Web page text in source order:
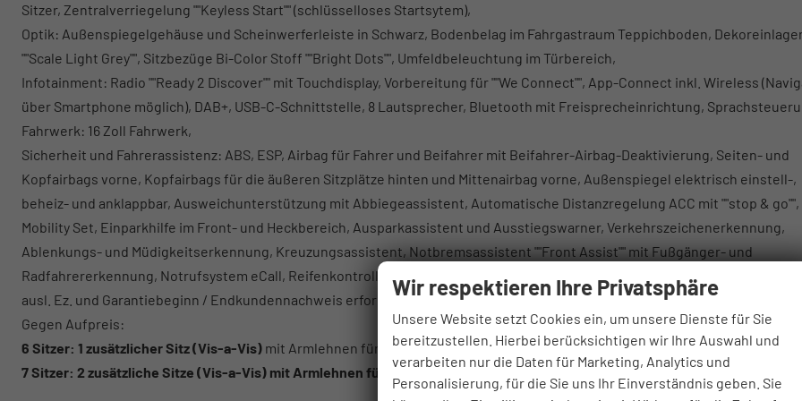
Sitzer, Zentralverriegelung ""Keyless Start"" (schlüsselloses Startsytem),
Optik: Außenspiegelgehäuse und Scheinwerferleiste in Schwarz, Bodenbelag im Fahrgastraum Teppichboden,
""Scale Light Grey"", Sitzbezüge Bi-Color Stoff ""Bright Dots"", Umfeldbeleuchtung im Türbereich,
Infotainment: Radio ""Ready 2 Discover"" mit Touchdisplay, Vorbereitung für ""We Connect"", App-Connect inkl. Wireless
über Smartphone möglich), DAB+, USB-C-Schnittstelle, 8 Lautsprecher, Bluetooth mit Freisprecheinrichtung,
Fahrwerk: 16 Zoll Fahrwerk,
Sicherheit und Fahrerassistenz: ABS, ESP, Airbag für Fahrer und Beifahrer mit Beifahrer-Airbag-Deaktivierung, Seiten- und
Kopfairbags vorne, Kopfairbags für die äußeren Sitzplätze hinten und Mittenairbag vorne, Außenspiegel elektrisch einstell-,
beheiz- und anklappbar, Ausweichunterstützung mit Abbiegeassistent, Automatische Distanzregelung ACC mit ""stop & go"",
Mobility Set, Einparkhilfe im Front- und Heckbereich, Ausparkassistent und Ausstiegswarner, Verkehrszeichenerkennung,
Ablenkungs- und Müdigkeitserkennung, Kreuzungsassistent, Notbremsassistent ""Front Assist"" mit Fußgänger- und
Radfahrererkennung, Notrufsystem eCall, Reifenkontrollanzeige.
ausl. Ez. und Garantiebeginn / Endkundennachweis erforderlich.
Gegen Aufpreis:
6 Sitzer: 1 zusätzlicher Sitz (Vis-a-Vis) mit Armlehnen für die 2. Sitzreihe inkl. Eintragung + 845 € Brutto
7 Sitzer: 2 zusätzliche Sitze (Vis-a-Vis) mit Armlehnen für die 2. Sitzreihe inkl. Eintragung + 1.690 € Brutto
Wir respektieren Ihre Privatsphäre
Unsere Website setzt Cookies ein, um unsere Dienste für Sie
bereitzustellen. Hierbei berücksichtigen wir Ihre Auswahl und
verarbeiten nur die Daten für Marketing, Analytics und
Personalisierung, für die Sie uns Ihr Einverständnis geben. Sie